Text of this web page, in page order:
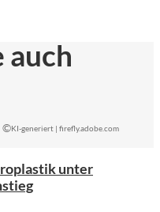
auch
©KI-generiert | firefly.adobe.com
unter